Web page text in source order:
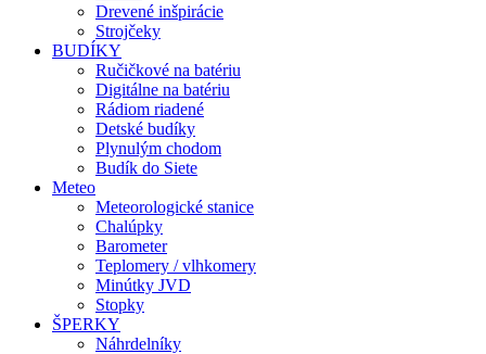
Drevené inšpirácie
Strojčeky
BUDÍKY
Ručičkové na batériu
Digitálne na batériu
Rádiom riadené
Detské budíky
Plynulým chodom
Budík do Siete
Meteo
Meteorologické stanice
Chalúpky
Barometer
Teplomery / vlhkomery
Minútky JVD
Stopky
ŠPERKY
Náhrdelníky